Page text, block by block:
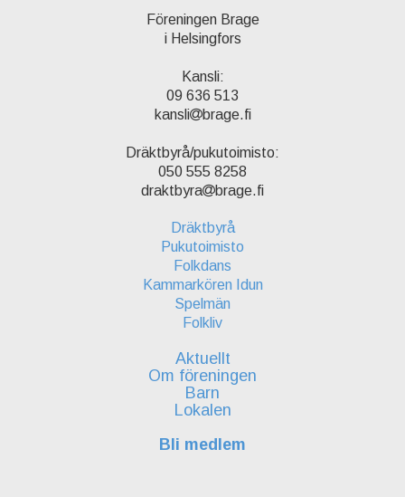
Föreningen Brage
i Helsingfors
Kansli:
09 636 513
kansli
brage.fi
Dräktbyrå/pukutoimisto:
050 555 8258
draktbyra
brage.fi
Dräktbyrå
Pukutoimisto
Folkdans
Kammarkören Idun
Spelmän
Folkliv
Aktuellt
Om föreningen
Barn
Lokalen
Bli medlem